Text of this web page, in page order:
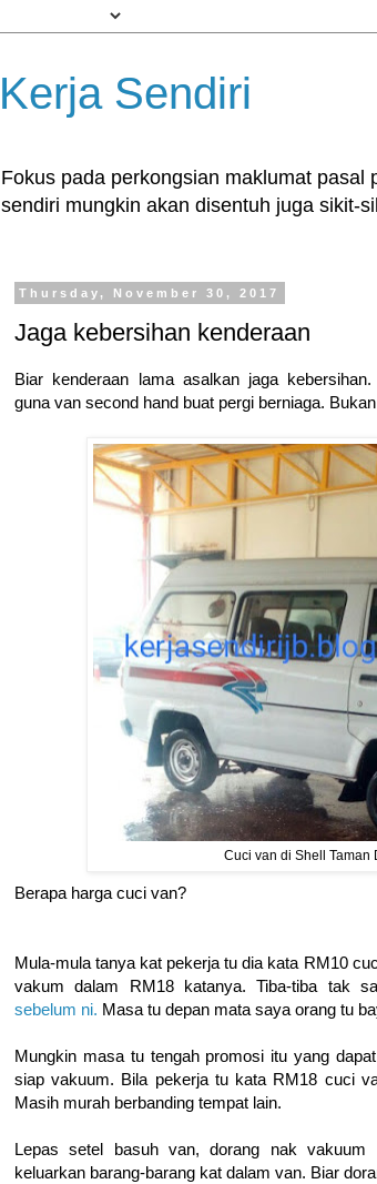
Kerja Sendiri
Fokus pada perkongsian maklumat
sendiri mungkin akan disentuh juga sikit-
Thursday, November 30, 2017
Jaga kebersihan kenderaan
Biar kenderaan lama asalkan jaga
guna van second hand buat pergi berniaga.
Cuci van di Shell Taman
Berapa harga cuci van?
Mula-mula tanya kat pekerja tu dia kata RM10
vakum dalam RM18 katanya. Tiba-tiba tak
sebelum ni. Masa tu depan mata saya orang tu
Mungkin masa tu tengah promosi itu yang
siap vakuum. Bila pekerja tu kata RM18 cuci
Masih murah berbanding tempat lain.
Lepas setel basuh van, dorang nak
keluarkan barang-barang kat dalam van. Biar